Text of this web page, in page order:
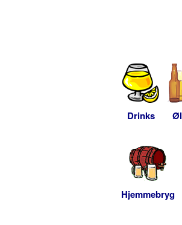
Drinks Øl
Hjemmebryg